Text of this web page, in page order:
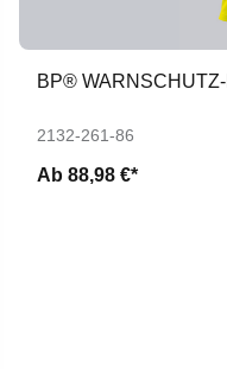
BP®
2132-261-86
Ab 88,98 €*